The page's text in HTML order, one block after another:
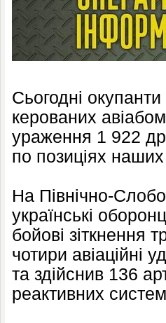
Сьогодні
керованих
ураження 1 922
по позиціях наших
На Північно-
українські
бойові зіткнення
чотири авіаційні
та здійснив 136
реактивних